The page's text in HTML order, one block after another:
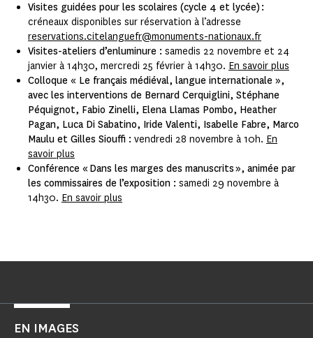
Visites guidées pour les scolaires (cycle 4 et lycée) :
créneaux disponibles sur réservation à l’adresse
reservations.citelanguefr@monuments-nationaux.fr
Visites-ateliers d’enluminure : samedis 22 novembre et 24
janvier à 14h30, mercredi 25 février à 14h30. En savoir plus
Colloque « Le français médiéval, langue internationale »,
avec les interventions de Bernard Cerquiglini, Stéphane
Péquignot, Fabio Zinelli, Elena Llamas Pombo, Heather
Pagan, Luca Di Sabatino, Iride Valenti, Isabelle Fabre, Marco
Maulu et Gilles Siouffi : vendredi 28 novembre à 10h. En
savoir plus
Conférence « Dans les marges des manuscrits », animée par
les commissaires de l’exposition : samedi 29 novembre à
14h30. En savoir plus
EN IMAGES